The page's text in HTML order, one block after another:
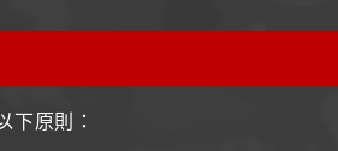
下原則：